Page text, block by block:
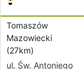
Tomaszów
Mazowiecki
(27km)
ul. Św. Antoniego